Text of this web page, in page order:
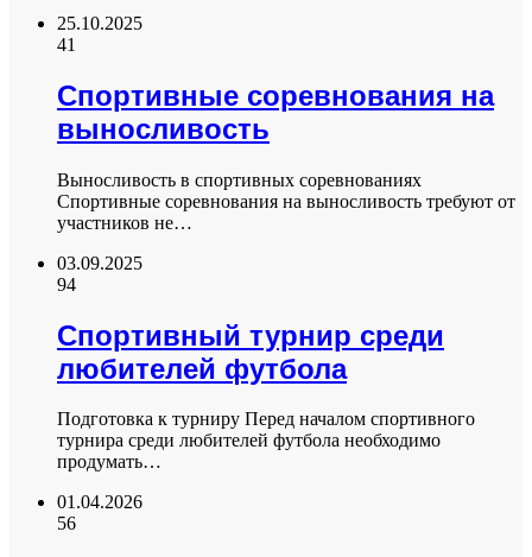
25.10.2025
41
Спортивные соревнования на
выносливость
Выносливость в спортивных соревнованиях
Спортивные соревнования на выносливость требуют от
участников не…
03.09.2025
94
Спортивный турнир среди
любителей футбола
Подготовка к турниру Перед началом спортивного
турнира среди любителей футбола необходимо
продумать…
01.04.2026
56